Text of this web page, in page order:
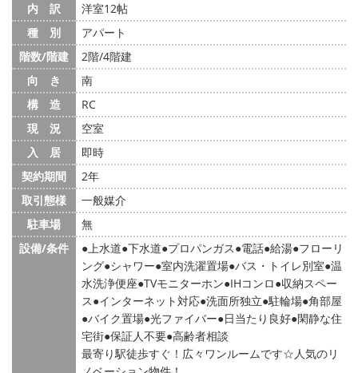
内 訳
洋室12帖
種 別
アパート
階数/階建
2階/4階建
向 き
南
構 造
RC
現 況
空室
入 居
即時
契約期間
2年
取引態様
一般媒介
駐車場
無
設備/条件
上水道 下水道 プロパンガス 電話 給湯 フローリ
ング シャワー 室内洗濯置場 バス・トイレ別室 温
水洗浄便座 TVモニターホン IHコンロ 収納スペー
ス インターネット対応 洗面所独立 駐輪場 角部屋
バイク置場 光ファイバー 日当たり良好 閑静な住
宅街 保証人不要 高齢者相談
最寄り駅徒歩すぐ！広々ワンルームです☆人気のリ